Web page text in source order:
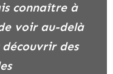
connaître à
voir au-delà
des